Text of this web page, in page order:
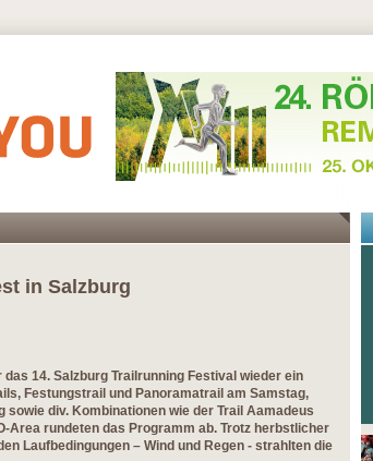
in Salzburg
14. Salzburg Trailrunning Festival wieder ein
Festungstrail und Panoramatrail am Samstag,
div. Kombinationen wie der Trail Aamadeus
Area rundeten das Programm ab. Trotz herbstlicher
Laufbedingungen – Wind und Regen - strahlten die